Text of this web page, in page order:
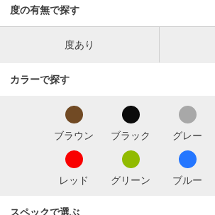
度の有無で探す
度あり
カラーで探す
ブラウン ブラック グレー
レッド グリーン ブルー
スペックで選ぶ